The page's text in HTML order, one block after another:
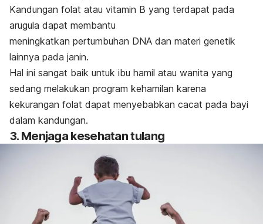
Kandungan folat atau vitamin B yang terdapat pada
arugula dapat membantu
meningkatkan pertumbuhan DNA dan materi genetik
lainnya pada janin.
Hal ini sangat baik untuk ibu hamil atau wanita yang
sedang melakukan program kehamilan karena
kekurangan folat dapat menyebabkan cacat pada bayi
dalam kandungan.
3. Menjaga kesehatan tulang